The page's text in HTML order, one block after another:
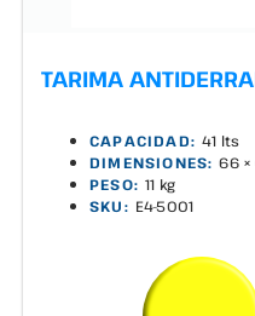
TARIMA
CAPACIDAD: 41 lts
DIMENSIONES: 66 ×
PESO: 11 kg
SKU: E4-5001